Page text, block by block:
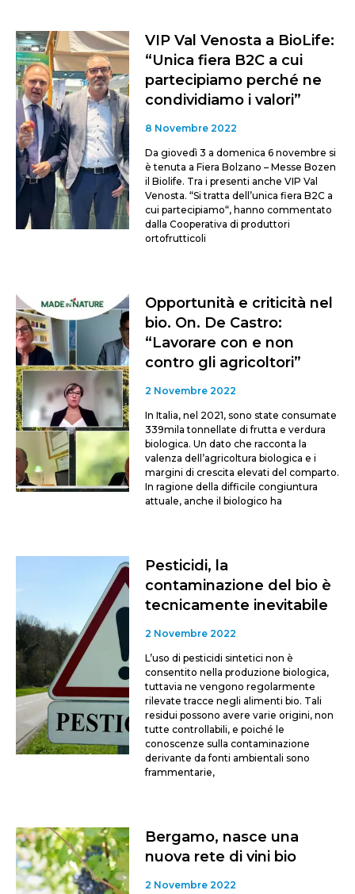
VIP Val Venosta a BioLife:
“Unica fiera B2C a cui
partecipiamo perché ne
condividiamo i valori”
8 Novembre 2022
Da giovedì 3 a domenica 6 novembre si
è tenuta a Fiera Bolzano – Messe Bozen
il Biolife. Tra i presenti anche VIP Val
Venosta. “Si tratta dell’unica fiera B2C a
cui partecipiamo“, hanno commentato
dalla Cooperativa di produttori
ortofrutticoli
Opportunità e criticità nel
bio. On. De Castro:
“Lavorare con e non
contro gli agricoltori”
2 Novembre 2022
In Italia, nel 2021, sono state consumate
339mila tonnellate di frutta e verdura
biologica. Un dato che racconta la
valenza dell’agricoltura biologica e i
margini di crescita elevati del comparto.
In ragione della difficile congiuntura
attuale, anche il biologico ha
Pesticidi, la
contaminazione del bio è
tecnicamente inevitabile
2 Novembre 2022
L’uso di pesticidi sintetici non è
consentito nella produzione biologica,
tuttavia ne vengono regolarmente
rilevate tracce negli alimenti bio. Tali
residui possono avere varie origini, non
tutte controllabili, e poiché le
conoscenze sulla contaminazione
derivante da fonti ambientali sono
frammentarie,
Bergamo, nasce una
nuova rete di vini bio
2 Novembre 2022